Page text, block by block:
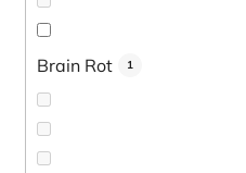
Brain Rot 1